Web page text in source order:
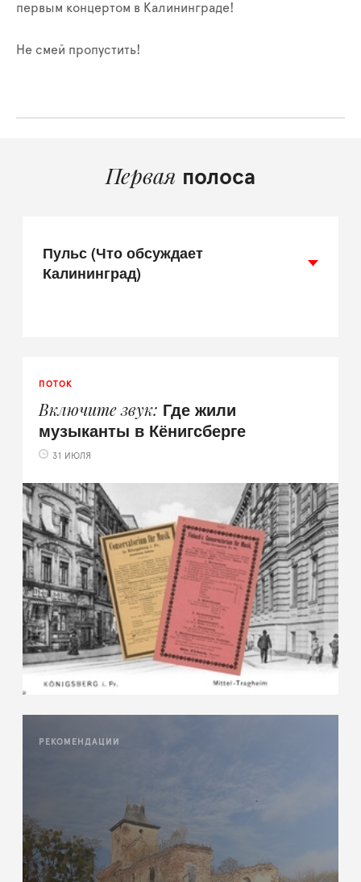
первым концертом в Калининграде!
Не смей пропустить!
Первая полоса
ПОТОК
Включите звук Где жили
музыканты в Кёнигсберге
31 ИЮЛЯ
РЕКОМЕНДАЦИИ
Пульс (Что обсуждает
Калининград)